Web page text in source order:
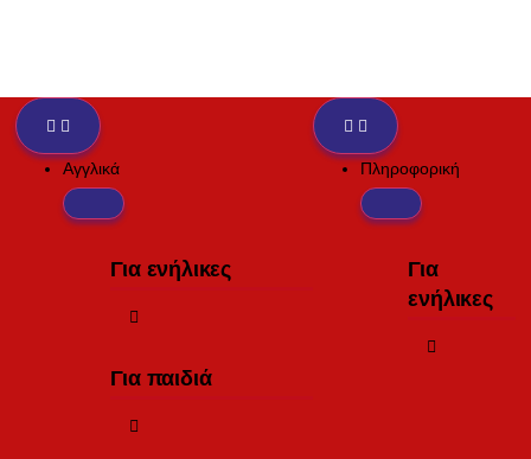
Αγγλικά
Για ενήλικες
Για παιδιά
Πληροφορική
Για
ενήλικες